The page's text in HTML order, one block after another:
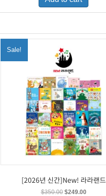
Sale!
[2026년 신간]New! 라라랜드
$350.00 Original
$249.00Current